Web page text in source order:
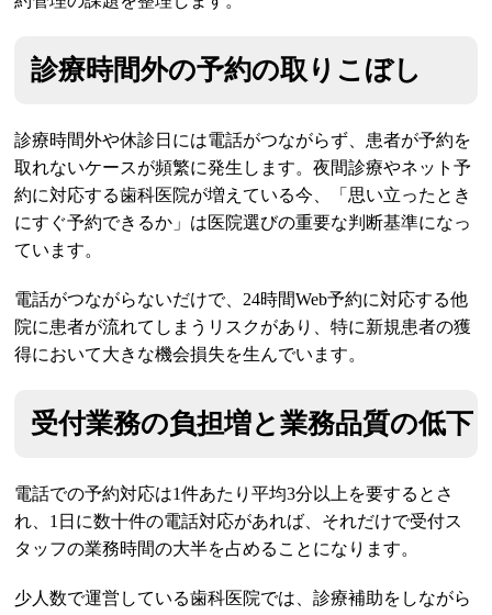
診療時間外の予約の取りこぼし
診療時間外や休診日には電話がつながらず、患者が予約を
取れないケースが頻繁に発生します。夜間診療やネット予
約に対応する歯科医院が増えている今、「思い立ったとき
にすぐ予約できるか」は医院選びの重要な判断基準になっ
ています。
電話がつながらないだけで、24時間Web予約に対応する他
院に患者が流れてしまうリスクがあり、特に新規患者の獲
得において大きな機会損失を生んでいます。
受付業務の負担増と業務品質の低下
電話での予約対応は1件あたり平均3分以上を要するとさ
れ、1日に数十件の電話対応があれば、それだけで受付ス
タッフの業務時間の大半を占めることになります。
少人数で運営している歯科医院では、診療補助をしながら